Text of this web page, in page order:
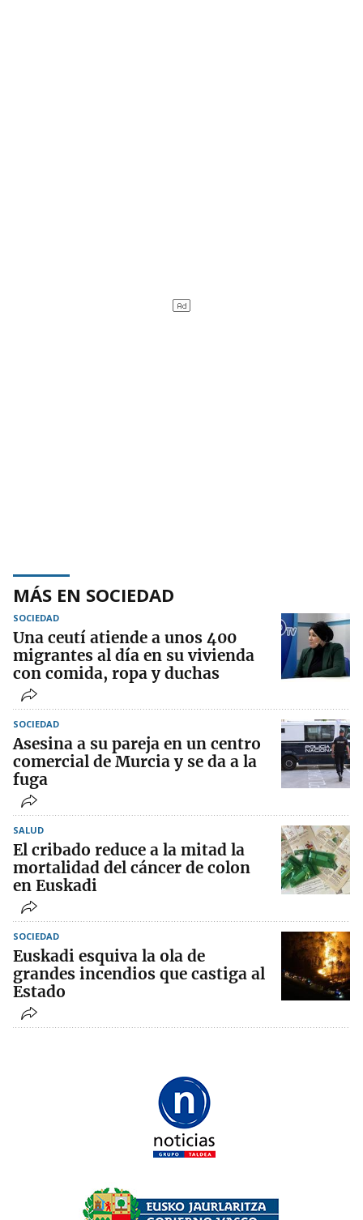
MÁS EN SOCIEDAD
SOCIEDAD
Una ceutí atiende a unos 400
migrantes al día en su vivienda
con comida, ropa y duchas
SOCIEDAD
Asesina a su pareja en un centro
comercial de Murcia y se da a la
fuga
SALUD
El cribado reduce a la mitad la
mortalidad del cáncer de colon
en Euskadi
SOCIEDAD
Euskadi esquiva la ola de
grandes incendios que castiga al
Estado